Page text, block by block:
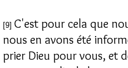
[9] C'est pour cela que
nous en avons été
prier Dieu pour vous, et